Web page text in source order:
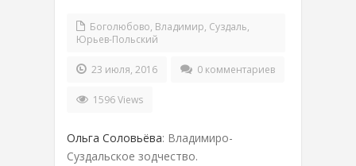
Боголюбово, Владимир, Суздаль,
Юрьев-Польский
23 июля, 2016 0 комментариев
1596 Views
Ольга Соловьёва: Владимиро-
Суздальское зодчество.